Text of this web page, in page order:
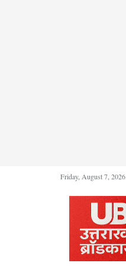
Friday, August 7, 2026